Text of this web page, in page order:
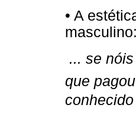
• A
masculino:
 ... se
que
conhecido